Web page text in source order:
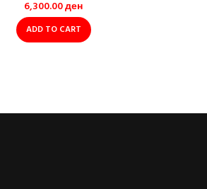
6,300.00ден
ADD TO CART